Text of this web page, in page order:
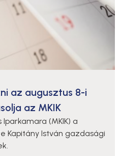
az augusztus 8-i
az MKIK
(MKIK) a
Kapitány István gazdasági